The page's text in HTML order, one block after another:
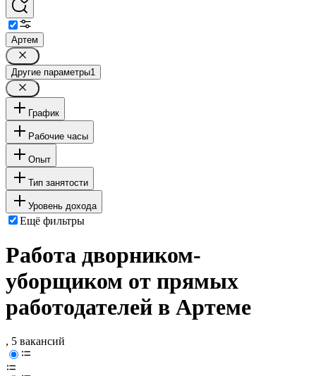
Артем
Другие параметры1
График
Рабочие часы
Опыт
Тип занятости
Уровень дохода
Ещё фильтры
Работа дворником-
уборщиком от прямых
работодателей в Артеме
, 5 вакансий